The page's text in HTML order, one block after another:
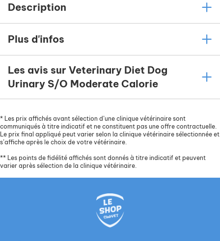
Description
Plus d'infos
Les avis sur Veterinary Diet Dog
Urinary S/O Moderate Calorie
* Les prix affichés avant sélection d’une clinique vétérinaire sont
communiqués à titre indicatif et ne constituent pas une offre contractuelle.
Le prix final appliqué peut varier selon la clinique vétérinaire sélectionnée et
s’affiche après le choix de votre vétérinaire.
** Les points de fidélité affichés sont donnés à titre indicatif et peuvent
varier après sélection de la clinique vétérinaire.